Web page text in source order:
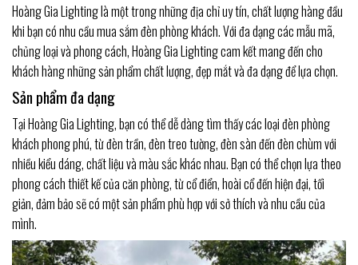
Hoàng Gia Lighting là một trong những địa chỉ uy tín, chất lượng hàng đầu
khi bạn có nhu cầu mua sắm đèn phòng khách. Với đa dạng các mẫu mã,
chủng loại và phong cách, Hoàng Gia Lighting cam kết mang đến cho
khách hàng những sản phẩm chất lượng, đẹp mắt và đa dạng để lựa chọn.
Sản phẩm đa dạng
Tại Hoàng Gia Lighting, bạn có thể dễ dàng tìm thấy các loại đèn phòng
khách phong phú, từ đèn trần, đèn treo tường, đèn sàn đến đèn chùm với
nhiều kiểu dáng, chất liệu và màu sắc khác nhau. Bạn có thể chọn lựa theo
phong cách thiết kế của căn phòng, từ cổ điển, hoài cổ đến hiện đại, tối
giản, đảm bảo sẽ có một sản phẩm phù hợp với sở thích và nhu cầu của
mình.